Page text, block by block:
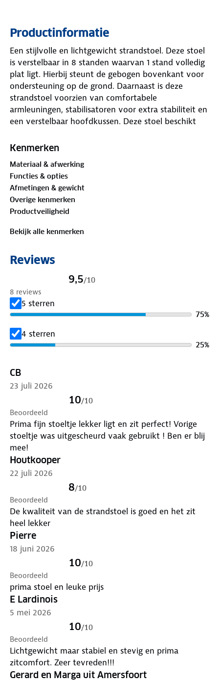
Productinformatie
Een stijlvolle en lichtgewicht strandstoel. Deze stoel
is verstelbaar in 8 standen waarvan 1 stand volledig
plat ligt. Hierbij steunt de gebogen bovenkant voor
ondersteuning op de grond. Daarnaast is deze
strandstoel voorzien van comfortabele
armleuningen, stabilisatoren voor extra stabiliteit en
een verstelbaar hoofdkussen. Deze stoel beschikt
frame met textileen bekleding. Eenvoudig in te
Kenmerken
Materiaal & afwerking
Functies & opties
Afmetingen & gewicht
Overige kenmerken
Productveiligheid
Bekijk alle kenmerken
Reviews
9,5/10
8 reviews
5 sterren
75%
4 sterren
25%
CB
23 juli 2026
10/10
Beoordeeld
Prima fijn stoeltje lekker ligt en zit perfect! Vorige
stoeltje was uitgescheurd vaak gebruikt ! Ben er blij
mee!
Houtkooper
22 juli 2026
8/10
Beoordeeld
De kwaliteit van de strandstoel is goed en het zit
heel lekker
Pierre
18 juni 2026
10/10
Beoordeeld
prima stoel en leuke prijs
E Lardinois
5 mei 2026
10/10
Beoordeeld
Lichtgewicht maar stabiel en stevig en prima
zitcomfort. Zeer tevreden!!!
Gerard en Marga uit Amersfoort